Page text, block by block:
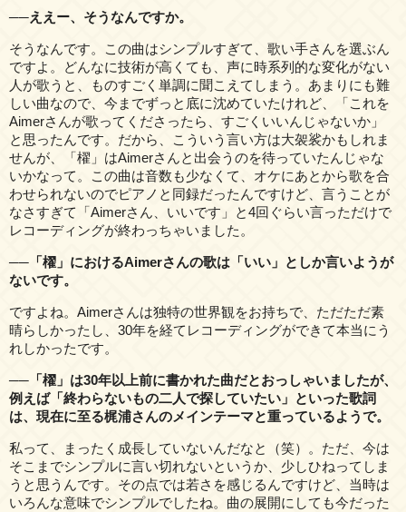
──ええー、そうなんですか。
そうなんです。この曲はシンプルすぎて、歌い手さんを選ぶん
ですよ。どんなに技術が高くても、声に時系列的な変化がない
人が歌うと、ものすごく単調に聞こえてしまう。あまりにも難
しい曲なので、今までずっと底に沈めていたけれど、「これを
Aimerさんが歌ってくださったら、すごくいいんじゃないか」
と思ったんです。だから、こういう言い方は大袈裟かもしれま
せんが、「櫂」はAimerさんと出会うのを待っていたんじゃな
いかなって。この曲は音数も少なくて、オケにあとから歌を合
わせられないのでピアノと同録だったんですけど、言うことが
なさすぎて「Aimerさん、いいです」と4回ぐらい言っただけで
レコーディングが終わっちゃいました。
──「櫂」におけるAimerさんの歌は「いい」としか言いようが
ないです。
ですよね。Aimerさんは独特の世界観をお持ちで、ただただ素
晴らしかったし、30年を経てレコーディングができて本当にう
れしかったです。
──「櫂」は30年以上前に書かれた曲だとおっしゃいましたが、
例えば「終わらないもの二人で探していたい」といった歌詞
は、現在に至る梶浦さんのメインテーマと重っているようで。
私って、まったく成長していないんだなと（笑）。ただ、今は
そこまでシンプルに言い切れないというか、少しひねってしま
うと思うんです。その点では若さを感じるんですけど、当時は
いろんな意味でシンプルでしたね。曲の展開にしても今だった